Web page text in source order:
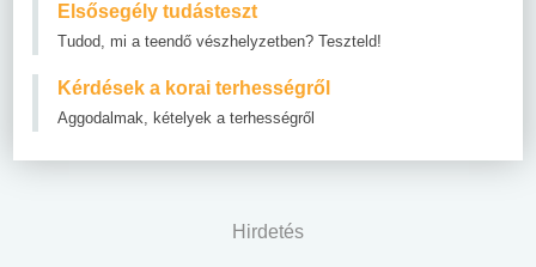
Elsősegély tudásteszt
Tudod, mi a teendő vészhelyzetben? Teszteld!
Kérdések a korai terhességről
Aggodalmak, kételyek a terhességről
Hirdetés